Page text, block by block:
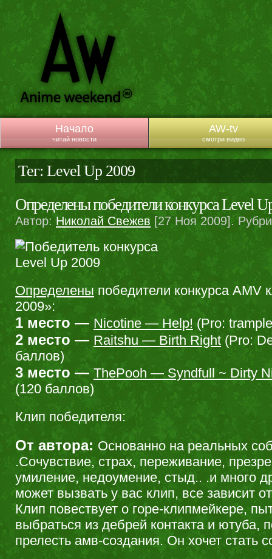
Начало
читай новости
AW-tv
смотри видео
Тег: Level Up 2009
Определены победители конкурса Level
Автор: Николай Свежев [27 Ноя 2009].
Определены победители конкурса AMV
2009»:
1 место — Nicotine — Help! (Pro:
2 место — Raitshu — Birth Right (Pro:
баллов)
3 место —ThePooh — Syndfull ~ Dirty
(120 баллов)
Клип победителя:
От автора: Основанно на реальных
.Сочувствие, страх, переживание,
умиление, недоумение, стыд.. .и много
может вызвать у вас клип, все зависит
Клип повествует о горе-клипмейкере,
выбраться из дебрей контакта и ютуба,
прелесть амв-создания. Он хочет стать